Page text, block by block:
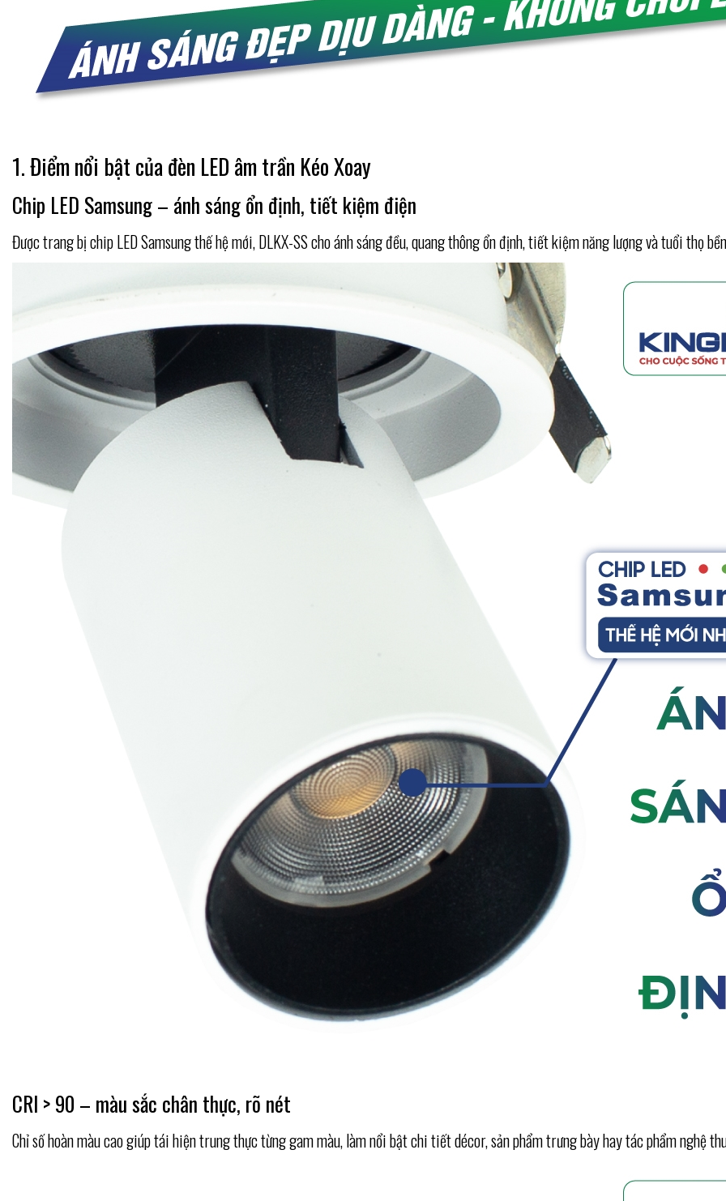
1. Điểm nổi bật của đèn LED âm trần Kéo Xoay
Chip LED Samsung – ánh sáng ổn định, tiết kiệm điện
Được trang bị chip LED Samsung thế hệ mới, DLKX-SS cho ánh sáng đều, quang thông ổn định, tiết kiệm năng lượng và tuổi thọ
CRI > 90 – màu sắc chân thực, rõ nét
Chỉ số hoàn màu cao giúp tái hiện trung thực từng gam màu, làm nổi bật chi tiết décor, sản phẩm trưng bày hay tác phẩm nghệ